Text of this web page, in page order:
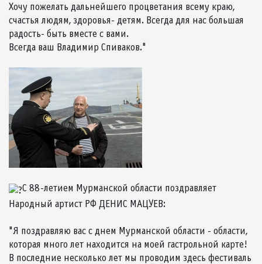
Хочу пожелать дальнейшего процветания всему краю,
счастья людям, здоровья- детям. Всегда для нас большая
радость- быть вместе с вами.
Всегда ваш Владимир Спиваков."
С 88-летием Мурманской области поздравляет
Народный артист РФ ДЕНИС МАЦУЕВ:
"Я поздравляю вас с днем Мурманской области - области,
которая много лет находится на моей гастрольной карте!
В последние несколько лет мы проводим здесь фестиваль